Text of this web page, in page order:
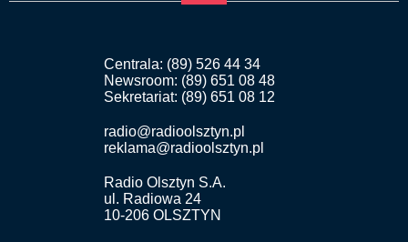
Centrala: (89) 526 44 34
Newsroom: (89) 651 08 48
Sekretariat: (89) 651 08 12
radio@radioolsztyn.pl
reklama@radioolsztyn.pl
Radio Olsztyn S.A.
ul. Radiowa 24
10-206 OLSZTYN